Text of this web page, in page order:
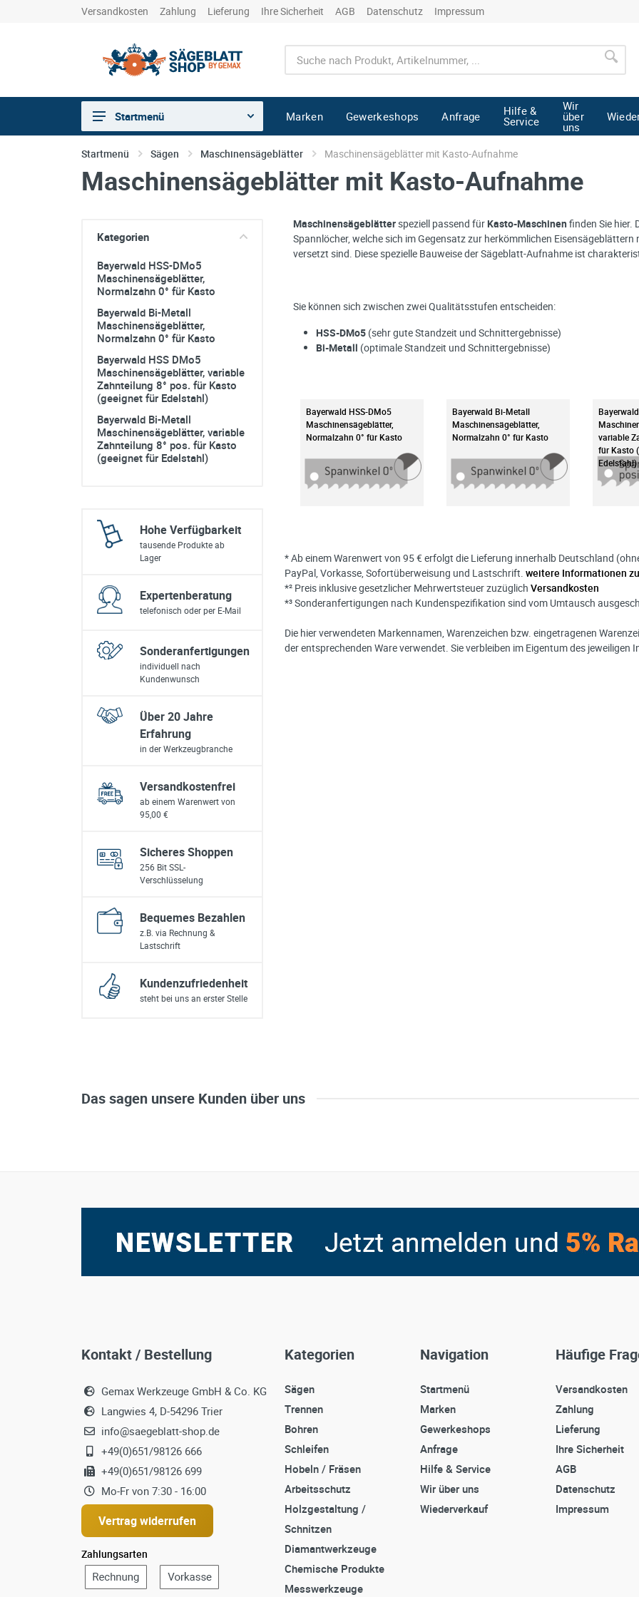
Versandkosten Zahlung Lieferung Ihre Sicherheit AGB Datenschutz Impressum
Sägen
Trennen
Hobeln/Fräsen
sonstiges/Zubehör
Startmenü Marken Gewerkeshops Anfrage Hilfe &
Service
Wir
über
uns
Startmenü Sägen Maschinensägeblätter Maschinensägeblätter mit Kasto-Aufnahme
Maschinensägeblätter mit Kasto-Aufnahme
Kategorien
Bayerwald HSS-DMo5
Maschinensägeblätter,
Normalzahn 0° für Kasto
Bayerwald Bi-Metall
Maschinensägeblätter,
Normalzahn 0° für Kasto
Bayerwald HSS DMo5
Maschinensägeblätter, variable
Zahnteilung 8° pos. für Kasto
(geeignet für Edelstahl)
Bayerwald Bi-Metall
Maschinensägeblätter, variable
Zahnteilung 8° pos. für Kasto
(geeignet für Edelstahl)
Hohe Verfügbarkeit
tausende Produkte ab
Lager
Expertenberatung
telefonisch oder per E-Mail
Sonderanfertigungen
individuell nach
Kundenwunsch
Über 20 Jahre
Erfahrung
in der Werkzeugbranche
Versandkostenfrei
ab einem Warenwert von
95,00 €
Sicheres Shoppen
256 Bit SSL-
Verschlüsselung
Bequemes Bezahlen
z.B. via Rechnung &
Lastschrift
Kundenzufriedenheit
steht bei uns an erster Stelle
Maschinensägeblätterspeziell passend für Kasto-Maschinen finden Sie hier.
Spannlöcher, welche sich im Gegensatz zur herkömmlichen
versetzt sind. Diese spezielle Bauweise der Sägeblatt-Aufnahme ist
Sie können sich zwischen zwei Qualitätsstufen entscheiden:
HSS-DMo5 (sehr gute Standzeit und Schnittergebnisse)
Bi-Metall (optimale Standzeit und Schnittergebnisse)
Bayerwald HSS-DMo5
Maschinensägeblätter,
Normalzahn 0° für Kasto
Bayerwald Bi-Metall
Maschinensägeblätter,
Normalzahn 0° für Kasto
variable
für Kasto
Edelstahl)
* Ab einem Warenwert von 95 € erfolgt die Lieferung innerhalb Deutschland
PayPal, Vorkasse, Sofortüberweisung und Lastschrift. weitere Informationen
*² Preis inklusive gesetzlicher Mehrwertsteuer zuzüglich Versandkosten
*³ Sonderanfertigungen nach Kundenspezifikation sind vom Umtausch
Die hier verwendeten Markennamen, Warenzeichen bzw. eingetragenen
der entsprechenden Ware verwendet. Sie verbleiben im Eigentum des jeweiligen
Das sagen unsere Kunden über uns
Kontakt / Bestellung
Gemax Werkzeuge GmbH & Co. KG
Langwies 4, D-54296 Trier
info@saegeblatt-shop.de
+49(0)651/98126 666
+49(0)651/98126 699
Mo-Fr von 7:30 - 16:00
Vertrag widerrufen
Zahlungsarten
Kategorien
Sägen
Trennen
Bohren
Schleifen
Hobeln / Fräsen
Arbeitsschutz
Holzgestaltung /
Schnitzen
Diamantwerkzeuge
Chemische Produkte
Messwerkzeuge
Navigation
Startmenü
Marken
Gewerkeshops
Anfrage
Hilfe & Service
Wir über uns
Wiederverkauf
Häufige
Versandkosten
Zahlung
Lieferung
Ihre Sicherheit
AGB
Datenschutz
Impressum